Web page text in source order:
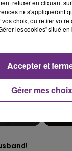
refuser en cliquant
ne s'appliqueront
choix, ou retirer votre
les cookies" situé
Gérer mes choix
Accepter et